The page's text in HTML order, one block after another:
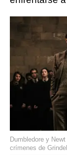
Dumbledore y
crímenes de